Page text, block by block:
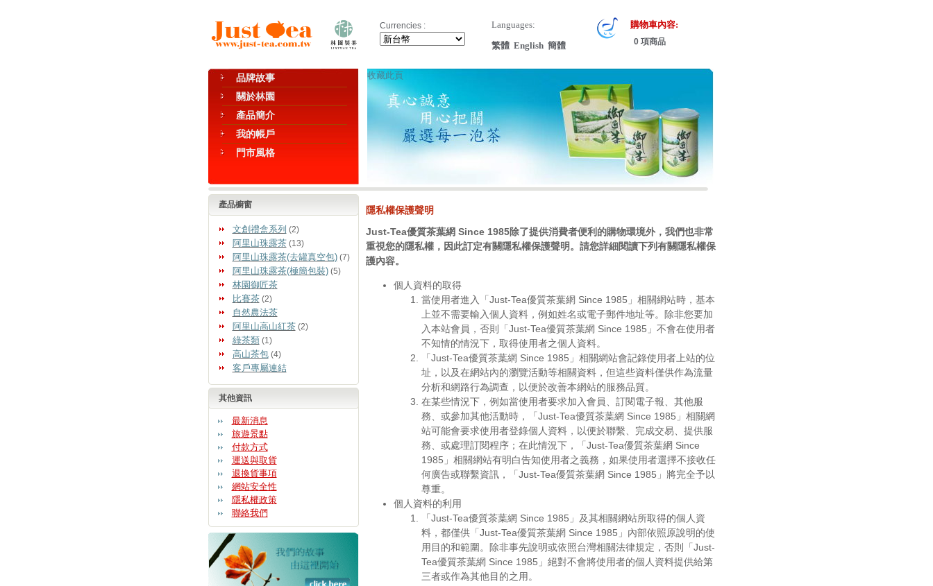
Currencies :
Languages:
繁體 English 簡體
購物車內容:
0 項商品
品牌故事
關於林園
產品簡介
我的帳戶
門市風格
收藏此頁
產品櫥窗
文創禮盒系列 (2)
阿里山珠露茶(13)
阿里山珠露茶(去罐真空包)(7)
阿里山珠露茶(極簡包裝)(5)
林園御匠茶
比賽茶(2)
自然農法茶
阿里山高山紅茶(2)
綠茶類 (1)
高山茶包(4)
客戶專屬連結
其他資訊
最新消息
旅遊景點
付款方式
運送與取貨
退換貨事項
網站安全性
隱私權政策
聯絡我們
隱私權保護聲明
Just-Tea優質茶葉網 Since 1985除了提供消費者便利的購物環境外，我們也非常
重視您的隱私權，因此訂定有關隱私權保護聲明。請您詳細閱讀下列有關隱私權保
護內容。
個人資料的取得
當使用者進入「Just-Tea優質茶葉網 Since 1985」相關網站時，基本
上並不需要輸入個人資料，例如姓名或電子郵件地址等。除非您要加
入本站會員，否則「Just-Tea優質茶葉網 Since 1985」不會在使用者
不知情的情況下，取得使用者之個人資料。
「Just-Tea優質茶葉網 Since 1985」相關網站會記錄使用者上站的位
址，以及在網站內的瀏覽活動等相關資料，但這些資料僅供作為流量
分析和網路行為調查，以便於改善本網站的服務品質。
在某些情況下，例如當使用者要求加入會員、訂閱電子報、其他服
務、或參加其他活動時，「Just-Tea優質茶葉網 Since 1985」相關網
站可能會要求使用者登錄個人資料，以便於聯繫、完成交易、提供服
務、或處理訂閱程序；在此情況下，「Just-Tea優質茶葉網 Since
1985」相關網站有明白告知使用者之義務，如果使用者選擇不接收任
何廣告或聯繫資訊，「Just-Tea優質茶葉網 Since 1985」將完全予以
尊重。
個人資料的利用
「Just-Tea優質茶葉網 Since 1985」及其相關網站所取得的個人資
料，都僅供「Just-Tea優質茶葉網 Since 1985」內部依照原說明的使
用目的和範圍。除非事先說明或依照台灣相關法律規定，否則「Just-
Tea優質茶葉網 Since 1985」絕對不會將使用者的個人資料提供給第
三者或作為其他目的之用。